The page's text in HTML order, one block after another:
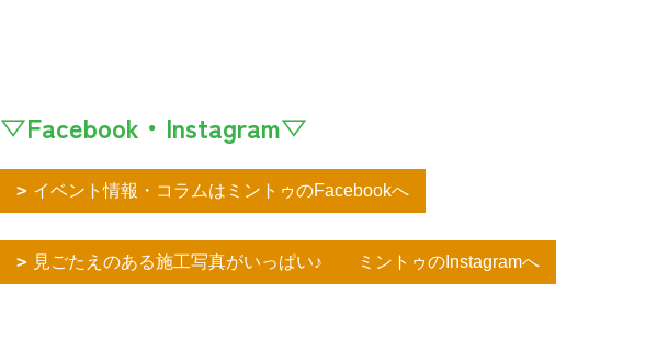
▽Facebook・Instagram▽
イベント情報・コラムはミントゥのFacebookへ
見ごたえのある施工写真がいっぱい♪ ミントゥのInstagramへ